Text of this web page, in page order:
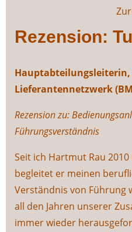
Rezension:
Lieferantennetzwerk
Rezension zu:
Führungsverständnis
Seit ich Hartmut Rau
begleitet er meinen
Verständnis von Führung
all den Jahren unserer
immer wieder